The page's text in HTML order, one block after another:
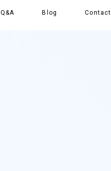
Q&A Blog Contact